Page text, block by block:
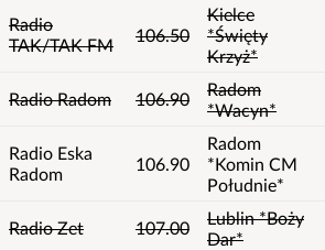
Radio
TAK/TAK FM
106.50
Kielce
*Święty
Krzyż*
Radio Radom 106.90
Radom
*Wacyn*
Radio Eska
Radom
106.90
Radom
*Komin CM
Południe*
Radio Zet 107.00
Lublin *Boży
Dar*